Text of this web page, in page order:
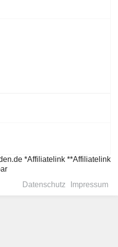
*Affiliatelink **Affiliatelink
Datenschutz
Impressum